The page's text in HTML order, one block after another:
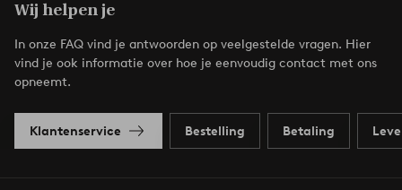
Wij helpen je
In onze FAQ vind je antwoorden op veelgestelde vragen. Hier
vind je ook informatie over hoe je eenvoudig contact met ons
opneemt.
Klantenservice Bestelling Betaling